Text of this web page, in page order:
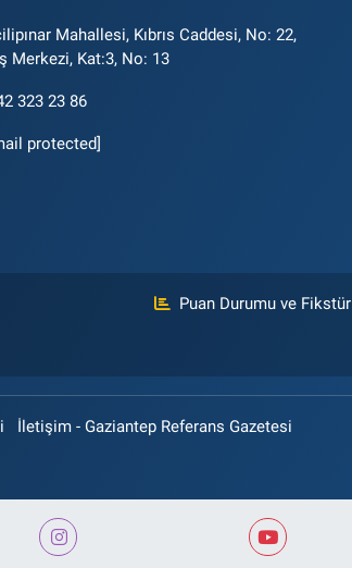
Mahallesi, Kıbrıs Caddesi, No: 22,
Merkezi, Kat:3, No: 13
323 23 86
protected]
Puan Durumu ve Fikstür
İletişim - Gaziantep Referans Gazetesi